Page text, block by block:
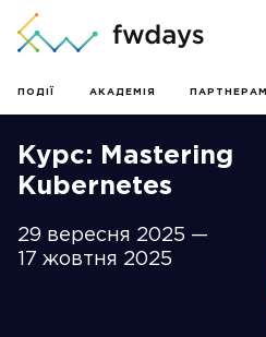
ПОДІЇ АКАДЕМІЯ ПАРТНЕРАМ
Курс: Mastering
Kubernetes
29 вересня 2025 —
17 жовтня 2025